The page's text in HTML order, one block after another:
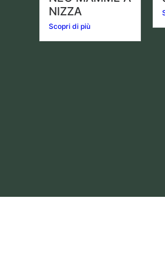
NIZZA
Scopri di più